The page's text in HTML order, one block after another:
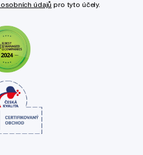
údajů pro tyto účely.